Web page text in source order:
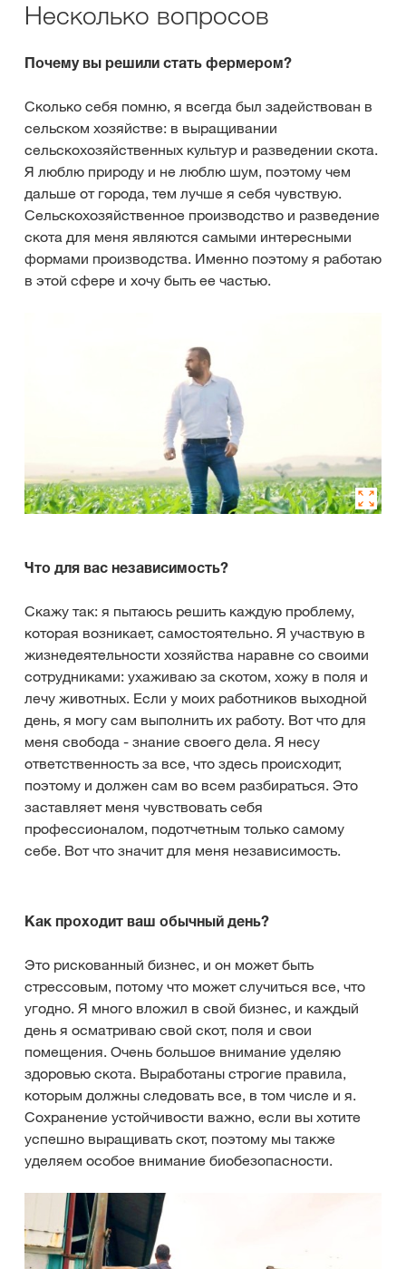
Несколько вопросов
Почему вы решили стать фермером?
Сколько себя помню, я всегда был задействован в
сельском хозяйстве: в выращивании
сельскохозяйственных культур и разведении скота.
Я люблю природу и не люблю шум, поэтому чем
дальше от города, тем лучше я себя чувствую.
Сельскохозяйственное производство и разведение
скота для меня являются самыми интересными
формами производства. Именно поэтому я работаю
в этой сфере и хочу быть ее частью.
Что для вас независимость?
Скажу так: я пытаюсь решить каждую проблему,
которая возникает, самостоятельно. Я участвую в
жизнедеятельности хозяйства наравне со своими
сотрудниками: ухаживаю за скотом, хожу в поля и
лечу животных. Если у моих работников выходной
день, я могу сам выполнить их работу. Вот что для
меня свобода - знание своего дела. Я несу
ответственность за все, что здесь происходит,
поэтому и должен сам во всем разбираться. Это
заставляет меня чувствовать себя
профессионалом, подотчетным только самому
себе. Вот что значит для меня независимость.
Как проходит ваш обычный день?
Это рискованный бизнес, и он может быть
стрессовым, потому что может случиться все, что
угодно. Я много вложил в свой бизнес, и каждый
день я осматриваю свой скот, поля и свои
помещения. Очень большое внимание уделяю
здоровью скота. Выработаны строгие правила,
которым должны следовать все, в том числе и я.
Сохранение устойчивости важно, если вы хотите
успешно выращивать скот, поэтому мы также
уделяем особое внимание биобезопасности.